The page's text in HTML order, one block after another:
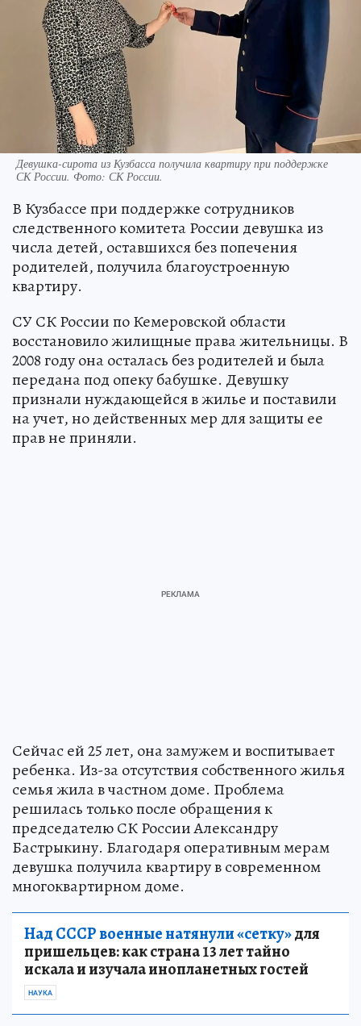
Девушка-сирота из Кузбасса получила квартиру при поддержке
СК России. Фото: СК России.
В Кузбассе при поддержке сотрудников
следственного комитета России девушка из
числа детей, оставшихся без попечения
родителей, получила благоустроенную
квартиру.
СУ СК России по Кемеровской области
восстановило жилищные права жительницы. В
2008 году она осталась без родителей и была
передана под опеку бабушке. Девушку
признали нуждающейся в жилье и поставили
на учет, но действенных мер для защиты ее
прав не приняли.
Сейчас ей 25 лет, она замужем и воспитывает
ребенка. Из-за отсутствия собственного жилья
семья жила в частном доме. Проблема
решилась только после обращения к
председателю СК России Александру
Бастрыкину. Благодаря оперативным мерам
девушка получила квартиру в современном
многоквартирном доме.
Над СССР военные натянули «сетку»для
пришельцев: как страна 13 лет тайно
искала и изучала инопланетных гостей
НАУКА